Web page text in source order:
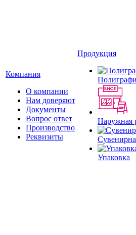
Компания
О компании
Нам доверяют
Документы
Вопрос ответ
Производство
Реквизиты
Продукция
Наружная
Упаковка